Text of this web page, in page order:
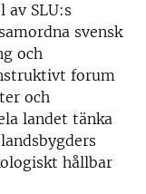
av SLU:s
svensk
och
forum
och
landet tänka
hållbar